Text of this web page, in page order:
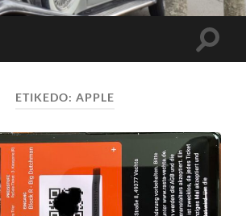
Toggle
ETIKEDO:APPLE